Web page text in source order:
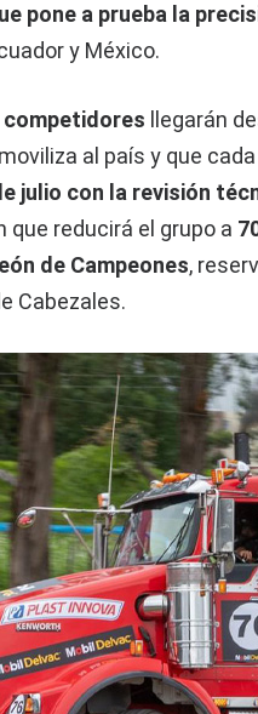
pone a prueba la
y México.
competidores llegarán
al país y que
julio con la revisión
que reducirá el grupo a
de Campeones,
Cabezales.